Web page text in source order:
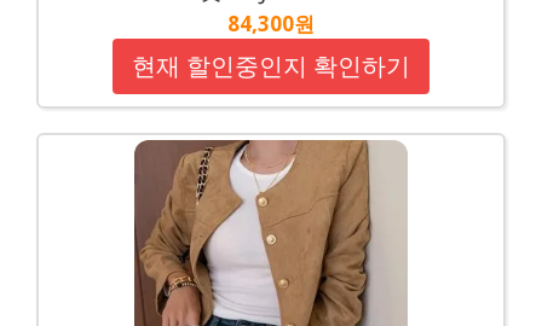
84,300원
현재 할인중인지 확인하기